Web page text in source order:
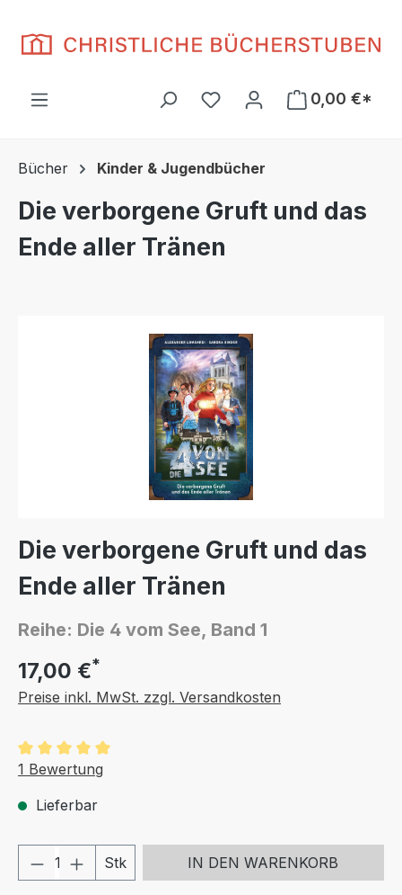
Du hast 0 Produkte auf
0,00 €*
Bücher Kinder & Jugendbücher
Die verborgene Gruft und das
Ende aller Tränen
Die verborgene Gruft und das
Ende aller Tränen
Reihe: Die 4 vom See, Band 1
17,00 €*
Preise inkl. MwSt. zzgl. Versandkosten
Durchschnittliche Bewertung von 5 von 5 Sternen
1 Bewertung
Lieferbar
Produkt Anzahl: Gib den
Stk IN DEN WARENKORB